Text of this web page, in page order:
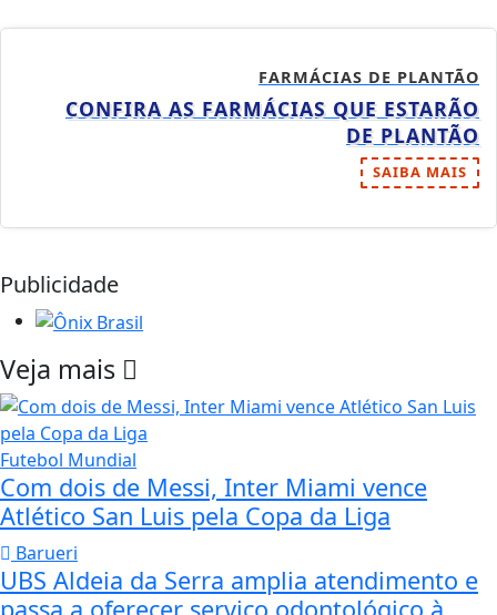
FARMÁCIAS DE PLANTÃO
CONFIRA AS FARMÁCIAS QUE ESTARÃO
DE PLANTÃO
SAIBA MAIS
Publicidade
Veja mais
Futebol Mundial
Com dois de Messi, Inter Miami vence
Atlético San Luis pela Copa da Liga
Barueri
UBS Aldeia da Serra amplia atendimento e